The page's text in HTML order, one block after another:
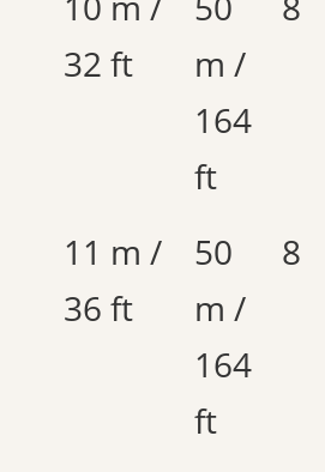
32 ft
m /
164
ft
11 m /
36 ft
50
m /
164
ft
8